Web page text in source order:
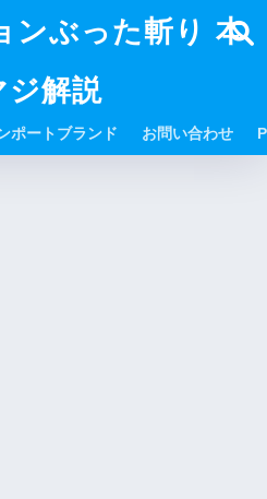
ンぶった斬り 本
ジ解説
ポートブランド お問い合わせ